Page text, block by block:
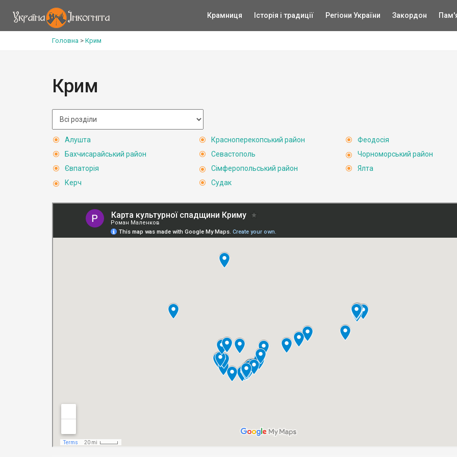
Крамниця Історія і традиції Регіони України Закордон
Головна > Крим
Крим
Алушта
Бахчисарайський район
Євпаторія
Керч
Красноперекопський район
Севастополь
Сімферопольський район
Судак
Феодосія
Чорноморський район
Ялта